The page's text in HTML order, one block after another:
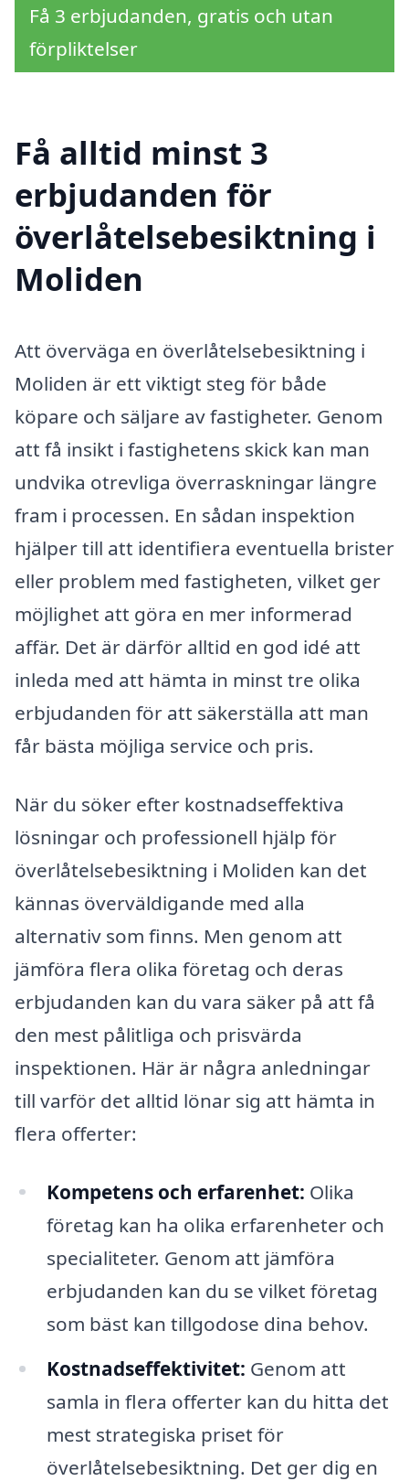
Få 3 erbjudanden, gratis och utan
förpliktelser
Få alltid minst 3
erbjudanden för
överlåtelsebesiktning i
Moliden
Att överväga en överlåtelsebesiktning i
Moliden är ett viktigt steg för både
köpare och säljare av fastigheter. Genom
att få insikt i fastighetens skick kan man
undvika otrevliga överraskningar längre
fram i processen. En sådan inspektion
hjälper till att identifiera eventuella brister
eller problem med fastigheten, vilket ger
möjlighet att göra en mer informerad
affär. Det är därför alltid en god idé att
inleda med att hämta in minst tre olika
erbjudanden för att säkerställa att man
får bästa möjliga service och pris.
När du söker efter kostnadseffektiva
lösningar och professionell hjälp för
överlåtelsebesiktning i Moliden kan det
kännas överväldigande med alla
alternativ som finns. Men genom att
jämföra flera olika företag och deras
erbjudanden kan du vara säker på att få
den mest pålitliga och prisvärda
inspektionen. Här är några anledningar
till varför det alltid lönar sig att hämta in
flera offerter:
Kompetens och erfarenhet: Olika
företag kan ha olika erfarenheter och
specialiteter. Genom att jämföra
erbjudanden kan du se vilket företag
som bäst kan tillgodose dina behov.
Kostnadseffektivitet: Genom att
samla in flera offerter kan du hitta det
mest strategiska priset för
överlåtelsebesiktning. Det ger dig en